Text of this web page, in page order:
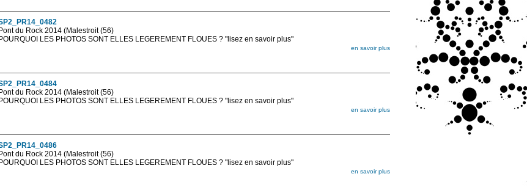
Pont du Rock 2014 (Malestroit (56)
POURQUOI LES PHOTOS SONT ELLES LEGEREMENT FLOUES ? "lisez en savoir plus"
en savoir plus
Pont du Rock 2014 (Malestroit (56)
POURQUOI LES PHOTOS SONT ELLES LEGEREMENT FLOUES ? "lisez en savoir plus"
en savoir plus
Pont du Rock 2014 (Malestroit (56)
POURQUOI LES PHOTOS SONT ELLES LEGEREMENT FLOUES ? "lisez en savoir plus"
en savoir plus